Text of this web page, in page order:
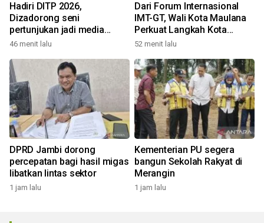
Hadiri DITP 2026,
Dizadorong seni
pertunjukan jadi media
edukasi Kota Ramah
46 menit lalu
Dari Forum Internasional
IMT-GT, Wali Kota Maulana
Perkuat Langkah Kota
Jambi Menuju Green City
52 menit lalu
DPRD Jambi dorong
percepatan bagi hasil migas
libatkan lintas sektor
1 jam lalu
Kementerian PU segera
bangun Sekolah Rakyat di
Merangin
1 jam lalu